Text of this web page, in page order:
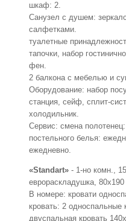
шкаф: 2.
Санузел с душем:
салфетками.
туалетные
тапочки, набор
фен.
2 балкона с мебелью и
Оборудование: набор
станция, сейф, сплит-
холодильник.
Сервис: смена
постельного белья:
ежедневно.
«Standart» - 1-но комн.,
еврораскладушка, 80х190
В номере: кровати
кровать: 2 односпальные
двуспальная кровать